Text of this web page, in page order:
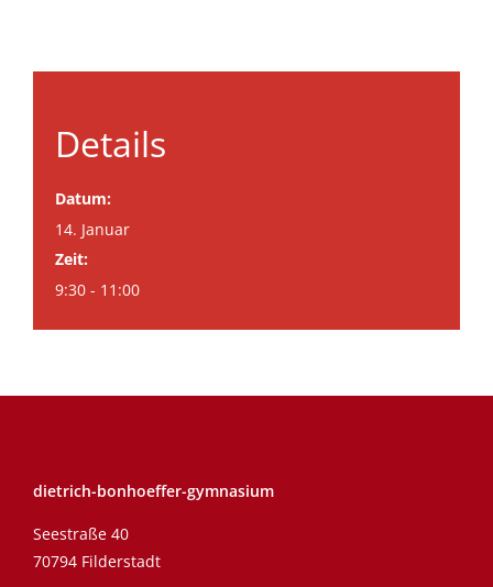
Details
Datum:
14. Januar
Zeit:
9:30 - 11:00
dietrich-bonhoeffer-gymnasium
Seestraße 40
70794 Filderstadt